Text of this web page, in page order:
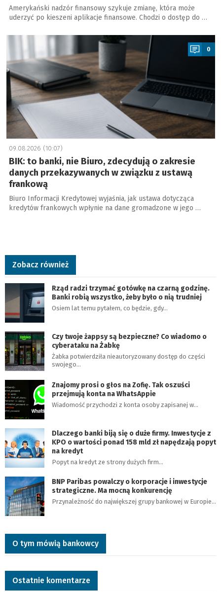
Amerykański nadzór finansowy szykuje zmianę, która może
uderzyć po kieszeni aplikacje finansowe. Chodzi o dostęp do …
a
0
09.08.2026 (10:07)
BIK: to banki, nie Biuro, zdecydują o zakresie
danych przekazywanych w związku z ustawą
frankową
Biuro Informacji Kredytowej wyjaśnia, jak ustawa dotycząca
kredytów frankowych wpłynie na dane gromadzone w jego …
Zobacz również
Rząd radzi trzymać gotówkę na czarną godzinę.
Banki robią wszystko, żeby było o nią trudniej
Osiem lat temu pytałem, co będzie, gdy…
Czy twoje żappsy są bezpieczne? Co wiadomo o
cyberataku na Żabkę
Żabka potwierdziła nieautoryzowany dostęp do części
swojego…
Znajomy prosi o głos na Zofię. Tak oszuści
przejmują konta na WhatsAppie
Wiadomość przychodzi z konta osoby zapisanej w…
Dlaczego banki biją się o duże firmy. Inwestycje z
KPO o wartości ponad 158 mld zł napędzają popyt
na kredyt
Popyt na kredyt ze strony dużych firm…
BNP Paribas powalczy o korporacje i inwestycje
strategiczne. Ma mocną konkurencję
Przynależność do największej grupy bankowej w Europie…
O tym mówią bankowcy
Ostatnie komentarze